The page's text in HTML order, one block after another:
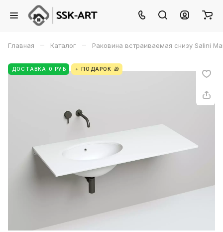
Главная – Каталог – Раковина встраиваемая снизу Salini
ДОСТАВКА 0 РУБ + ПОДАРОК 🎁